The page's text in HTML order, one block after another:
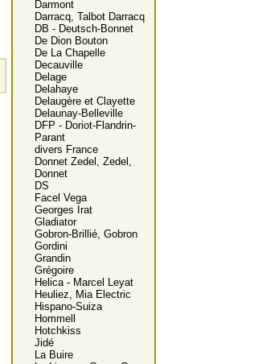
Darmont
Darracq, Talbot Darracq
DB - Deutsch-Bonnet
De Dion Bouton
De La Chapelle
Decauville
Delage
Delahaye
Delaugère et Clayette
Delaunay-Belleville
DFP - Doriot-Flandrin-
Parant
divers France
Donnet Zedel, Zedel,
Donnet
DS
Facel Vega
Georges Irat
Gladiator
Gobron-Brillié, Gobron
Gordini
Grandin
Grégoire
Helica - Marcel Leyat
Heuliez, Mia Electric
Hispano-Suiza
Hommell
Hotchkiss
Jidé
La Buire